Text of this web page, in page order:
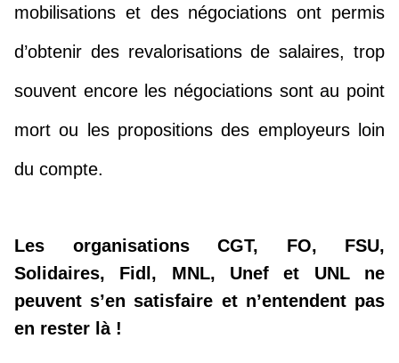
mobilisations et des négociations ont permis
d’obtenir des revalorisations de salaires, trop
souvent encore les négociations sont au point
mort ou les propositions des employeurs loin
du compte.
Les organisations CGT, FO, FSU,
Solidaires, Fidl, MNL, Unef et UNL ne
peuvent s’en satisfaire et n’entendent pas
en rester là !